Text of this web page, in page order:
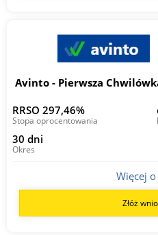
Avinto - Pierwsza
RRSO 297,46%
Stopa oprocentowania
30 dni
Okres
Więcej
Złóż